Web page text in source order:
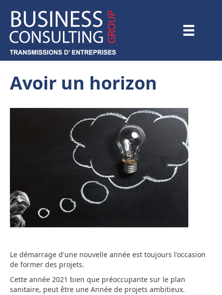
Avoir un horizon
Le démarrage d'une nouvelle année est toujours l'occasion
de former des projets.
Cette année 2021 bien que préoccupante sur le plan
sanitaire, peut être une Année de projets ambitieux.